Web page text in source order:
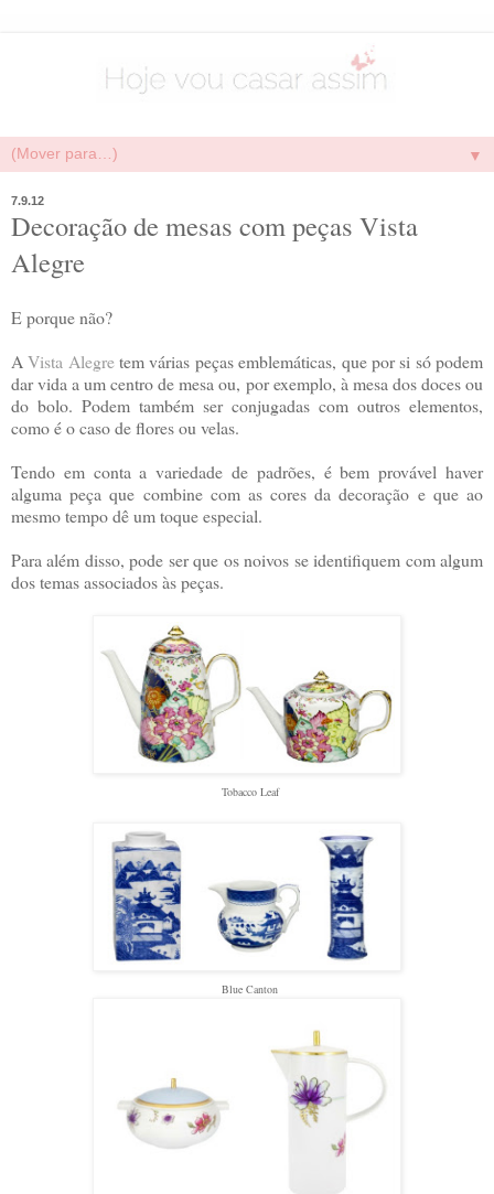
▼
7.9.12
Decoração de mesas com peças Vista
Alegre
E porque não?
AVista Alegretem várias peças emblemáticas, que por si só podem
dar vida a um centro de mesa ou, por exemplo, à mesa dos doces ou
do bolo. Podem também ser conjugadas com outros elementos,
como é o caso de flores ou velas.
Tendo em conta a variedade de padrões, é bem provável haver
alguma peça que combine com as cores da decoração e que ao
mesmo tempo dê um toque especial.
Para além disso, pode ser que os noivos se identifiquem com algum
dos temas associados às peças.
Tobacco Leaf
Blue Canton